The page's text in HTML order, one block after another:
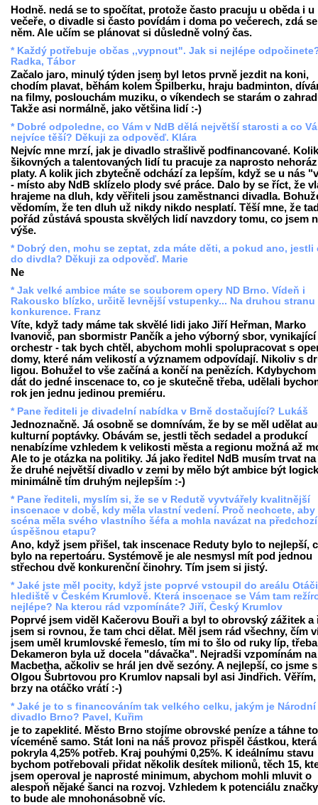
Hodně. nedá se to spočítat, protože často pracuju u oběda i u
večeře, o divadle si často povídám i doma po večerech, zdá
něm. Ale učím se plánovat si důsledně volný čas.
* Každý potřebuje občas ,,vypnout". Jak si nejlépe
Radka, Tábor
Začalo jaro, minulý týden jsem byl letos prvně jezdit na koni,
chodím plavat, běhám kolem Špilberku, hraju badminton,
na filmy, poslouchám muziku, o víkendech se starám o
Takže asi normálně, jako většina lidí :-)
* Dobré odpoledne, co Vám v NdB dělá největší starosti a co
nejvíce těší? Děkuji za odpověď. Klára
Nejvíc mne mrzí, jak je divadlo strašlivě podfinancované. Kolik
šikovných a talentovaných lidí tu pracuje za naprosto
platy. A kolik jich zbytečně odchází za lepším, když se u nás
- místo aby NdB sklízelo plody své práce. Dalo by se říct, že
hrajeme na dluh, kdy věřiteli jsou zaměstnanci divadla.
vědomím, že ten dluh už nikdy nikdo nesplatí. Těší mne, že
pořád zůstává spousta skvělých lidí navzdory tomu, co jsem
výše.
* Dobrý den, mohu se zeptat, zda máte děti, a pokud ano, jestli
do divdla? Děkuji za odpověď. Marie
Ne
* Jak velké ambice máte se souborem opery ND Brno. Vídeň i
Rakousko blízko, určitě levnější vstupenky... Na druhou stranu
konkurence. Franz
Víte, když tady máme tak skvělé lidi jako Jiří Heřman, Marko
Ivanovič, pan sbormistr Pančík a jeho výborný sbor, vynikající
orchestr - tak bych chtěl, abychom mohli spolupracovat s
domy, které nám velikostí a významem odpovídají. Nikoliv s
ligou. Bohužel to vše začíná a končí na penězích.
dát do jedné inscenace to, co je skutečně třeba, udělali
rok jen jednu jedinou premiéru.
* Pane řediteli je divadelní nabídka v Brně dostačující? Lukáš
Jednoznačně. Já osobně se domnívám, že by se měl udělat
kulturní poptávky. Obávám se, jestli těch sedadel a produkcí
nenabízíme vzhledem k velikosti města a regionu možná až
Ale to je otázka na politiky. Já jako ředitel NdB musím trvat
že druhé největší divadlo v zemi by mělo být ambice být
minimálně tím druhým nejlepším :-)
* Pane řediteli, myslím si, že se v Redutě vyvtvářely kvalitnější
inscenace v době, kdy měla vlastní vedení. Proč nechcete, aby
scéna měla svého vlastního šéfa a mohla navázat na předchozí
úspěšnou etapu?
Ano, když jsem přišel, tak inscenace Reduty bylo to nejlepší,
bylo na repertoáru. Systémově je ale nesmysl mít pod jednou
střechou dvě konkurenční činohry. Tím jsem si jistý.
* Jaké jste měl pocity, když jste poprvé vstoupil do areálu
hlediště v Českém Krumlově. Která inscenace se Vám tam
nejlépe? Na kterou rád vzpomínáte? Jiří, Český Krumlov
Poprvé jsem viděl Kačerovu Bouři a byl to obrovský zážitek a
jsem si rovnou, že tam chci dělat. Měl jsem rád všechny, čím
jsem uměl krumlovské řemeslo, tím mi to šlo od ruky líp, třeba
Dekameron byla už docela "dávačka". Nejradši vzpomínám na
Macbetha, ačkoliv se hrál jen dvě sezóny. A nejlepší, co jsme s
Olgou Šubrtovou pro Krumlov napsali byl asi Jindřich. Věřím,
brzy na otáčko vrátí :-)
* Jaké je to s financováním tak velkého celku, jakým je Národní
divadlo Brno? Pavel, Kuřim
je to zapeklité. Město Brno stojíme obrovské peníze a táhne to
víceméně samo. Stát loni na náš provoz přispěl částkou, která
pokryla 4,25% potřeb. Kraj pouhými 0,25%. K ideálnímu stavu
bychom potřebovali přidat několik desítek milionů, těch 15,
jsem operoval je naprosté minimum, abychom mohli mluvit o
alespoň nějaké šanci na rozvoj. Vzhledem k potenciálu
to bude ale mnohonásobně víc.